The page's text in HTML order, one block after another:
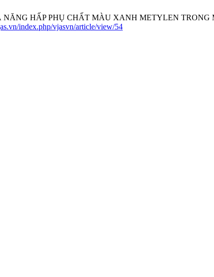
HẤP PHỤ CHẤT MÀU XANH METYLEN TRONG
index.php/vjasvn/article/view/54